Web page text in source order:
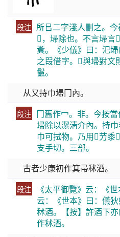
段注 所㠯二字淺人刪之。今
𡊅，埽除也。不言埽言
糞。《少儀》曰：氾
之叚借字。𡊅與埽對
鬣。
从又持巾埽冂內。
段注 冂舊作冖。非。今按
埽除以潔淸介內。持
巾可拭物。乃用𦼉芀黍
支手切。三部。
古者少康初作箕帚秫酒。
段注
《太平御覽》云：《
云：《世本》曰：儀
秫酒。【按】許酒下
作秫酒。